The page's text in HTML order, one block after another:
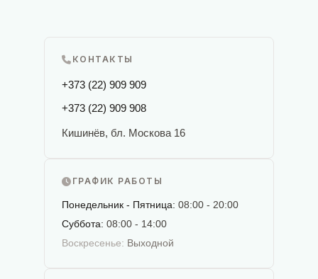
КОНТАКТЫ
+373 (22) 909 909
+373 (22) 909 908
Кишинёв, бл. Москова 16
ГРАФИК РАБОТЫ
Понедельник - Пятница: 08:00 - 20:00
Суббота: 08:00 - 14:00
Воскресенье: Выходной